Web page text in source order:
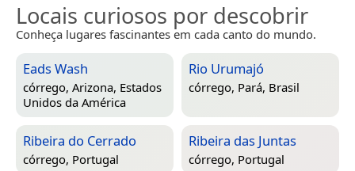
Locais curiosos por descobrir
Conheça lugares fascinantes em cada canto do mundo.
Eads Wash
córrego, Arizona, Estados
Unidos da América
Rio Urumajó
córrego, Pará, Brasil
Ribeira do Cerrado
córrego, Portugal
Ribeira das Juntas
córrego, Portugal